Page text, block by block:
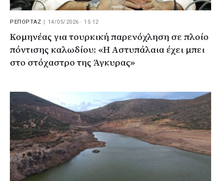
ΡΕΠΟΡΤΑΖ 14/05/2026 · 15:12
Κομηνέας για τουρκική παρενόχληση σε πλοίο
πόντισης καλωδίου: «Η Αστυπάλαια έχει μπει
στο στόχαστρο της Άγκυρας»